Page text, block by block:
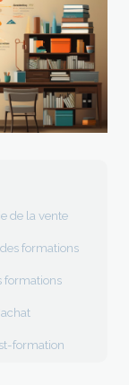
de la vente
formations
formations
formation